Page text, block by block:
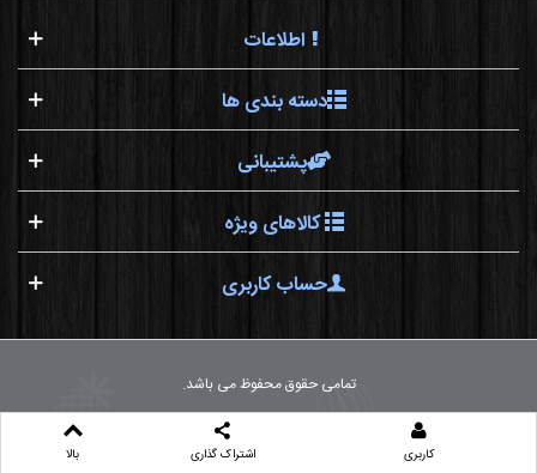
اطلاعات
دسته بندی ها
پشتیبانی
کالاهای ویژه
حساب کاربری
تمامی حقوق محفوظ می باشد.
کاربری اشتراک گذاری بالا